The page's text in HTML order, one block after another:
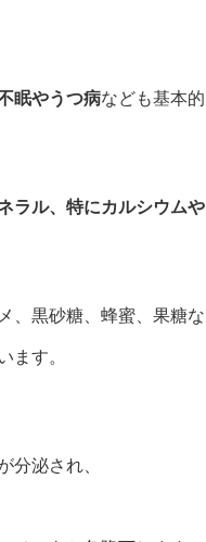
眠やうつ病なども基本的
ラル、特にカルシウムや
、黒砂糖、蜂蜜、果糖な
ます。
分泌され、